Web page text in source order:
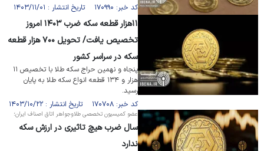
کد خبر: ۱۷۰۹۹۰ تاریخ انتشار : ۱۴۰۳/۱۱/۰۱
۱۱هزار قطعه سکه ضرب ۱۴۰۳ امروز
تخصیص یافت/ تحویل ۷۰۰ هزار قطعه
سکه در سراسر کشور
پنجاه و نهمین حراج سکه طلا با تخصیص ۱۱
هزار و ۱۳۴ قطعه انواع سکه طلا به پایان
رسید.
کد خبر: ۱۷۰۷۰۸ تاریخ انتشار : ۱۴۰۳/۱۰/۲۲
عضو کمیسیون تخصصی طلاوجواهر اتاق اصناف ایران؛
سال ضرب هیچ تاثیری در ارزش سکه
ندارد